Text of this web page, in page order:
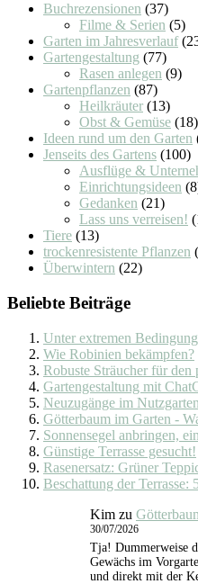
Buchrezensionen (37)
Filme & Serien (5)
Garten im Jahresverlauf
Gartengestaltung (77)
Rasen anlegen (9)
Gartenpflanzen (87)
Heilkräuter (13)
Obst & Gemüse (18)
Ideen rund um den Garten
Jenseits des Gartens (100)
Ausflüge &
Einrichtungsideen
Gedanken (21)
Lass uns verreisen!
Tiere (13)
trockenresistente Pflanzen
Überwintern (22)
Beliebte Beiträge
Unter extremen
Wie Robinien bekämpfen?
Robuste Sträucher für den
Gartengestaltung mit
Neuzugänge im Nutzgarten
Götterbaum im Garten -
Sonnensegel anbringen,
Günstige Terrasse gesucht!
Rasenersatz: Grüner
Beschattung der Terrasse:
Kim zu
30/07/2026
Tja! Dummerweise
Gewächs im
und direkt mit der